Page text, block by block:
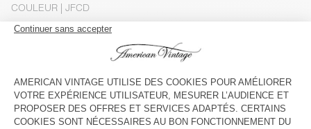
COULEUR | JFCD
XS S M/L XL
Le mannequin mesure 185 cm et porte une taille M-L